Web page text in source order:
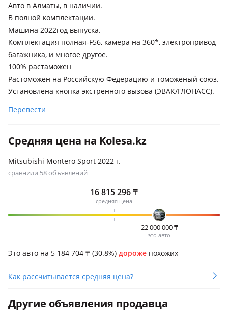
Авто в Алматы, в наличии.
В полной комплектации.
Машина 2022год выпуска.
Комплектация полная-F56, камера на 360*, электропривод
багажника, и многое другое.
100% растаможен
Растоможен на Российскую Федерацию и томоженый союз.
Установлена кнопка экстренного вызова (ЭВАК/ГЛОНАСС).
Перевести
Средняя цена на Kolesa.kz
Mitsubishi Montero Sport 2022 г.
сравнили 58 объявлений
16 815 296₸
средняя цена
22 000 000₸
это авто
Это авто на 5 184 704 ₸ (30.8%) дороже похожих
Как рассчитывается средняя цена?
Другие объявления продавца